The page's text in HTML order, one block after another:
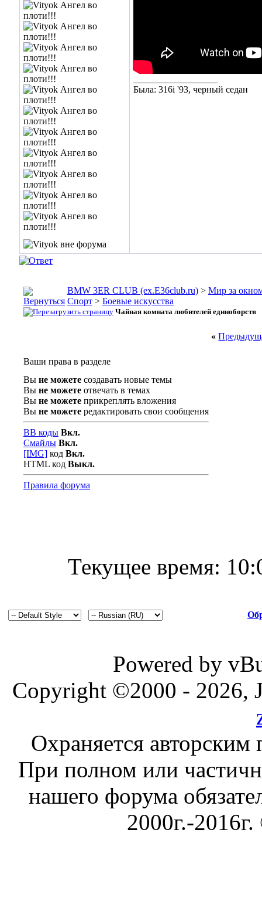
Была: 316i '93, черный седан
BMW 3ER CLUB (ex.E36club.ru) > Мир за
Спорт > Боевые искусства
Чайная комната любителей единоборств
«
Ваши права в разделе
Вы не можете создавать новые темы
Вы не можете отвечать в темах
Вы не можете прикреплять вложения
Вы не можете редактировать свои сообщения
BB коды Вкл.
Смайлы Вкл.
[IMG] код Вкл.
HTML код Выкл.
Правила форума
Текущее время:
Powered by
Copyright ©2000 - 2026,
Охраняется
При полном или
нашего форума
2000г.-